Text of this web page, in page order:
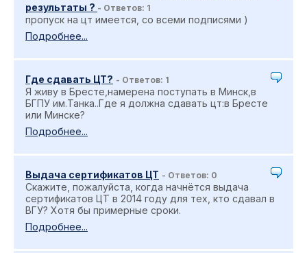
результаты ? - Ответов: 1
пропуск на цт имеется, со всеми подписями )
Подробнее...
Где сдавать ЦТ? - Ответов: 1
Я живу в Бресте,намерена поступать в Минск,в
БГПУ им.Танка..Где я должна сдавать цт:в Бресте
или Минске?
Подробнее...
Выдача сертификатов ЦТ - Ответов: 0
Скажите, пожалуйста, когда начнётся выдача
сертификатов ЦТ в 2014 году для тех, кто сдавал в
ВГУ? Хотя бы примерные сроки.
Подробнее...